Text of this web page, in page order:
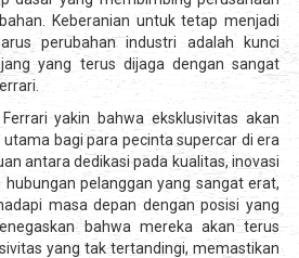
Keberanian untuk tetap menjadi
perubahan industri adalah kunci
yang terus dijaga dengan sangat
yakin bahwa eksklusivitas akan
bagi para pecinta supercar di era
antara dedikasi pada kualitas, inovasi
pelanggan yang sangat erat,
masa depan dengan posisi yang
bahwa mereka akan terus
yang tak tertandingi, memastikan